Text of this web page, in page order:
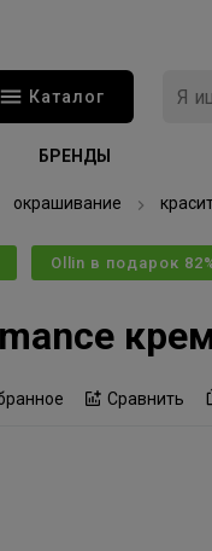
Каталог
БРЕНДЫ
окрашивание
Ollin в подарок
Сравнить